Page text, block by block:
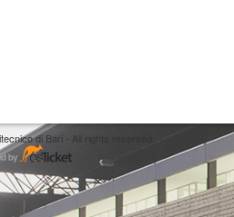
di Bari - All rights reserved.